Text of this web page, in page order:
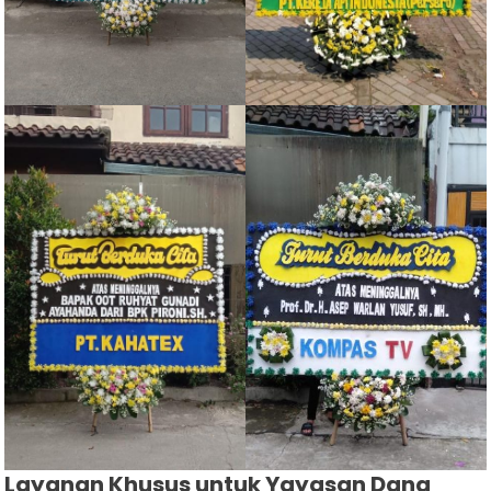
Layanan Khusus untuk Yayasan Dana